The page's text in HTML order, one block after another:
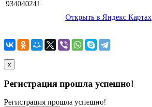
934040241
Открыть в Яндекс Картах
x
Регистрация прошла успешно!
Регистрация прошла успешно!